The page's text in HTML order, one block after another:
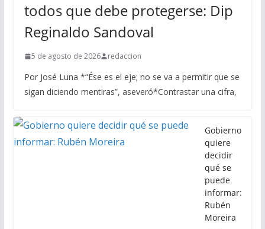
todos que debe protegerse: Dip
Reginaldo Sandoval
5 de agosto de 2026 redaccion
Por José Luna *“Ése es el eje; no se va a permitir que se
sigan diciendo mentiras”, aseveró*Contrastar una cifra,
Gobierno
quiere
decidir
qué se
puede
informar:
Rubén
Moreira